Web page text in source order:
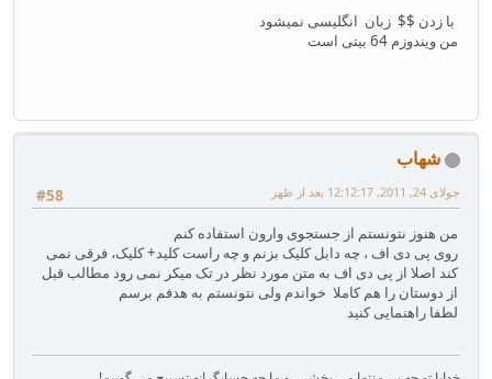
با زدن $$ زبان انگلیسی نمیشود
من ویندوزم 64 بیتی است
شهاب
#58 جولای 24, 2011, 12:12:17 بعد از ظهر
من هنوز نتونستم از جستجوی وارون استفاده کنم
روی پی دی اف ، چه دابل کلیک بزنم و چه راست کلید+ کلیک، فرقی نمی
کند اصلا از پی دی اف به متن مورد نظر در تک میکر نمی رود مطالب قبل
از دوستان را هم کاملا خواندم ولی نتونستم به هدفم برسم
لطفا راهنمایی کنید